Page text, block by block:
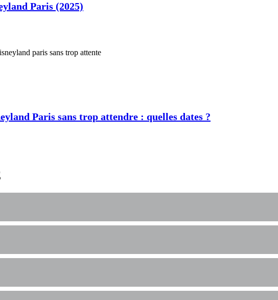
Paris (2025)
Paris sans trop attendre : quelles dates ?